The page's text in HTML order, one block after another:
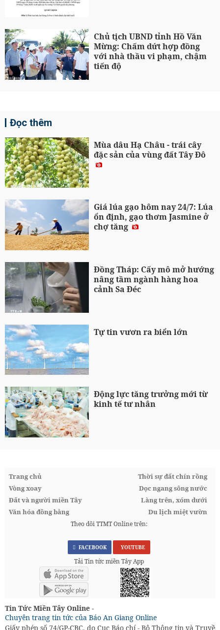
Chủ tịch UBND tỉnh Hồ Văn
Mừng: Chấm dứt hợp đồng
với nhà thầu vi phạm, chậm
tiến độ
Đọc thêm
Mùa dâu Hạ Châu - trái cây
đặc sản của vùng đất Tây Đô
Giá lúa gạo hôm nay 24/7: Lúa
ổn định, gạo thơm Jasmine ở
chợ tăng
Đồng Tháp: Cấy mô mở hướng
nâng tầm ngành hàng hoa
cảnh Sa Đéc
Tự tin vươn ra biển lớn
Động lực tăng trưởng mới từ
kinh tế tư nhân
Trang chủ
Thời sự đất chín rồng
Vòng xoay
Dọc ngang sông nước
Đất và người miền Tây
Làng trên, xóm dưới
Văn hóa đồng bằng
Du lịch miệt vườn
Theo dõi TTMT Online trên:
FACEBOOK YOUTUBE
Tải Tin tức miền Tây App
Tin Tức Miền Tây Online -
Chuyên trang tin tức của Báo An Giang Online
Giấy phép số 74/GP-CBC, do Cục Báo chí - Bộ Thông tin và